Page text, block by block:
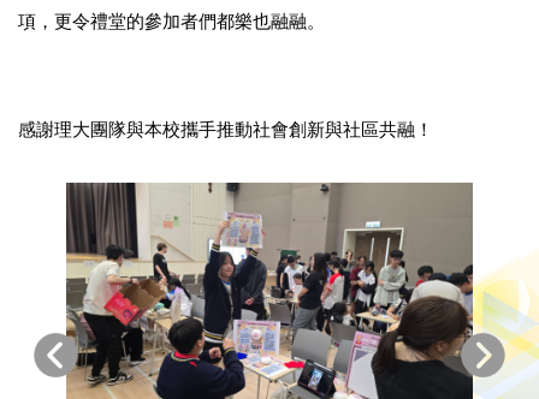
項，更令禮堂的參加者們都樂也融融。
感謝理大團隊與本校攜手推動社會創新與社區共融！